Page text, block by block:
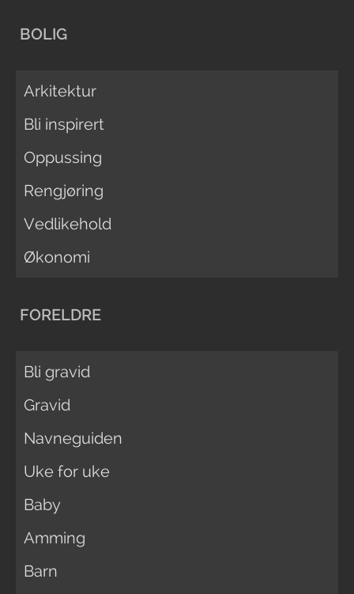
BOLIG
Arkitektur
Bli inspirert
Oppussing
Rengjøring
Vedlikehold
Økonomi
FORELDRE
Bli gravid
Gravid
Navneguiden
Uke for uke
Baby
Amming
Barn